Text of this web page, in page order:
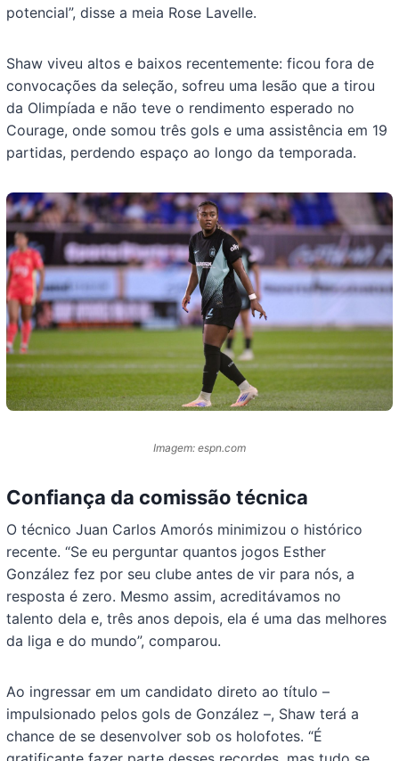
potencial”, disse a meia Rose Lavelle.
Shaw viveu altos e baixos recentemente: ficou fora de
convocações da seleção, sofreu uma lesão que a tirou
da Olimpíada e não teve o rendimento esperado no
Courage, onde somou três gols e uma assistência em 19
partidas, perdendo espaço ao longo da temporada.
Imagem: espn.com
Confiança da comissão técnica
O técnico Juan Carlos Amorós minimizou o histórico
recente. “Se eu perguntar quantos jogos Esther
González fez por seu clube antes de vir para nós, a
resposta é zero. Mesmo assim, acreditávamos no
talento dela e, três anos depois, ela é uma das melhores
da liga e do mundo”, comparou.
Ao ingressar em um candidato direto ao título –
impulsionado pelos gols de González –, Shaw terá a
chance de se desenvolver sob os holofotes. “É